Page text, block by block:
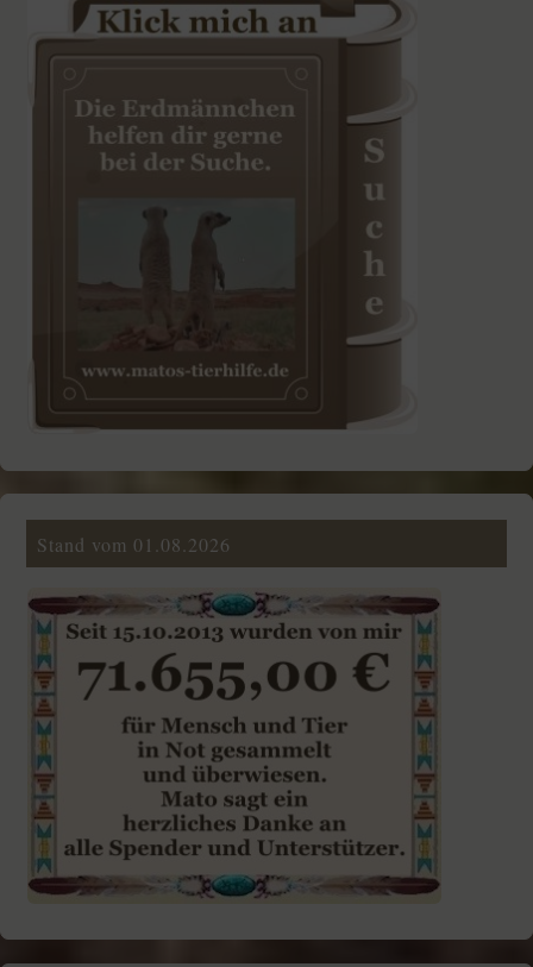
Stand vom 01.08.2026